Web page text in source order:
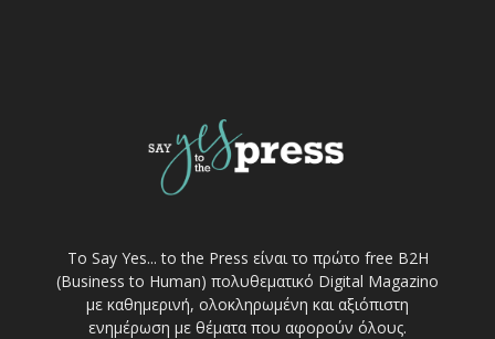
Το Say Yes... to the Press είναι το πρώτο free Β2Η
(Business to Human) πολυθεματικό Digital Magazino
με καθημερινή, ολοκληρωμένη και αξιόπιστη
ενημέρωση με θέματα που αφορούν όλους.